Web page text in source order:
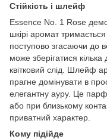
Стійкість і шлейф
Essence No. 1 Rose
шкірі аромат
поступово згасаючи до
може зберігатися
квітковий слід. Шлейф
прагне домінувати в
елегантну ауру. Це
або при близькому
приватний характер.
Кому підійде